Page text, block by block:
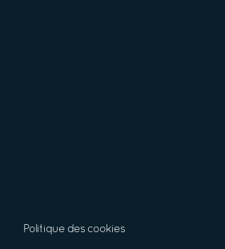
Politique des cookies